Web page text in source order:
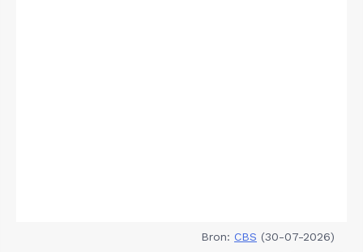
Bron: CBS (30-07-2026)